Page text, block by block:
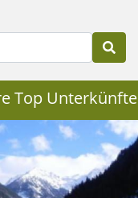
Top Unterkünfte